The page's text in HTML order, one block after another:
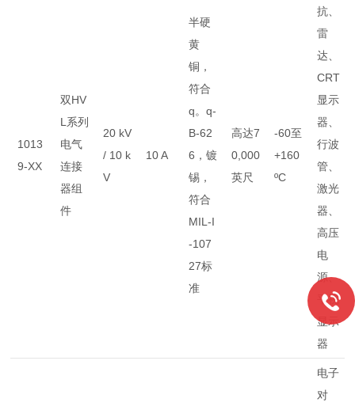
1013
9-XX
双HV
L系列
电气
连接
器组
件
20 kV
/ 10 k
V
10 A
半硬
黄
铜，
符合
q。q-
B-62
6，镀
锡，
符合
MIL-I
-107
27标
准
高达7
0,000
英尺
-60至
+160
ºC
抗、
雷
达、
CRT
显示
器、
行波
管、
激光
器、
高压
电
源、
平视
显示
器
电子
对